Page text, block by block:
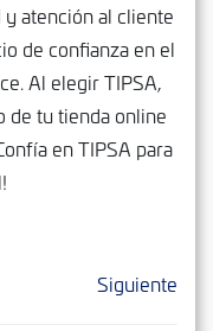
atención al cliente
de confianza en el
Al elegir TIPSA,
de tu tienda online
en TIPSA para
Siguiente